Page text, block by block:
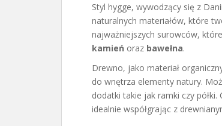
Styl hygge, wywodzący się z
naturalnych materiałów, które
najważniejszych surowców,
kamień oraz bawełna.
Drewno, jako materiał
do wnętrza elementy natury.
dodatki takie jak ramki czy
idealnie współgrając z